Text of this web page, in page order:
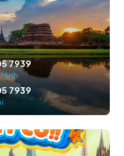
7939
7939